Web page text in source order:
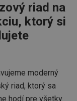
riad na
ktorý si
moderný
riad, ktorý sa
hodí pre všetky